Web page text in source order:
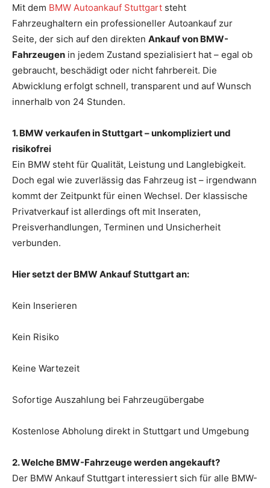
Mit dem BMW Autoankauf Stuttgart steht
Fahrzeughaltern ein professioneller Autoankauf zur
Seite, der sich auf den direkten Ankauf von BMW-
Fahrzeugen in jedem Zustand spezialisiert hat – egal ob
gebraucht, beschädigt oder nicht fahrbereit. Die
Abwicklung erfolgt schnell, transparent und auf Wunsch
innerhalb von 24 Stunden.
1. BMW verkaufen in Stuttgart – unkompliziert und
risikofrei
Ein BMW steht für Qualität, Leistung und Langlebigkeit.
Doch egal wie zuverlässig das Fahrzeug ist – irgendwann
kommt der Zeitpunkt für einen Wechsel. Der klassische
Privatverkauf ist allerdings oft mit Inseraten,
Preisverhandlungen, Terminen und Unsicherheit
verbunden.
Hier setzt der BMW Ankauf Stuttgart an:
Kein Inserieren
Kein Risiko
Keine Wartezeit
Sofortige Auszahlung bei Fahrzeugübergabe
Kostenlose Abholung direkt in Stuttgart und Umgebung
2. Welche BMW-Fahrzeuge werden angekauft?
Der BMW Ankauf Stuttgart interessiert sich für alle BMW-